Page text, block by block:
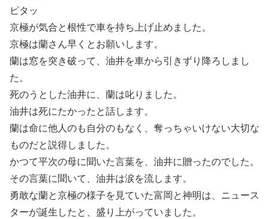
ピタッ
京極が気合と根性で車を持ち上げ止めました。
京極は蘭さん早くとお願いします。
蘭は窓を突き破って、油井を車から引きずり降ろしまし
た。
死のうとした油井に、蘭は叱りました。
油井は死にたかったと話します。
蘭は命に他人のも自分のもなく、奪っちゃいけない大切な
ものだと説得しました。
かつて平次の母に聞いた言葉を、油井に贈ったのでした。
その言葉に聞いて、油井は涙を流します。
勇敢な蘭と京極の様子を見ていた富岡と神明は、ニュース
ターが誕生したと、盛り上がっていました。